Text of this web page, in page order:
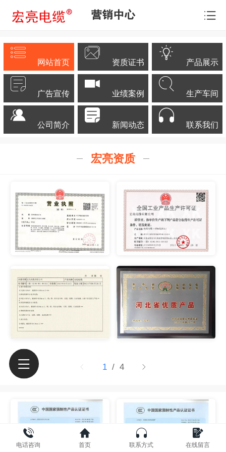
营销中心
网站首页 资质证书 产品展示
广告宣传 业绩案例 生产车间
公司简介 新闻动态 联系我们
宏亮资质
1 / 4
电话咨询 首页 联系方式 在线留言